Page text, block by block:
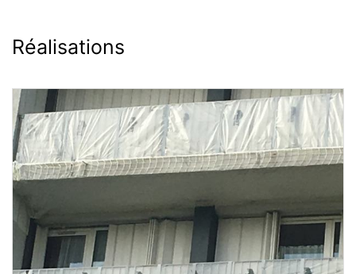
Réalisations